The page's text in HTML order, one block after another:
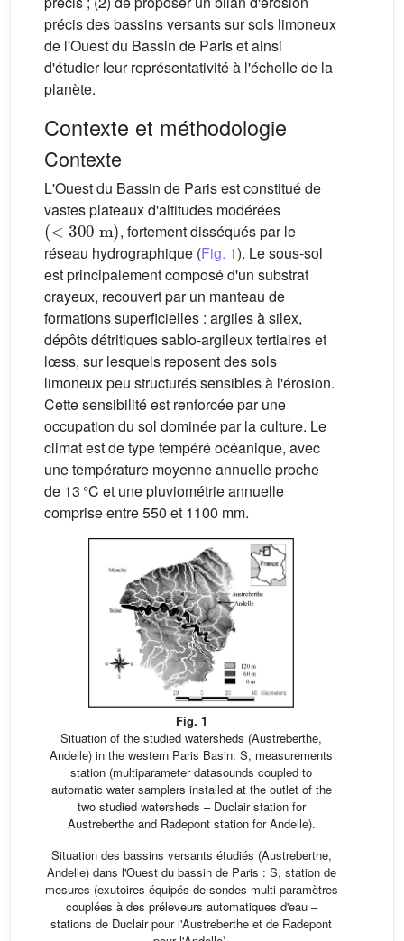
précis des bassins versants sur sols limoneux
de l'Ouest du Bassin de Paris et ainsi
d'étudier leur représentativité à l'échelle de la
planète.
Contexte et méthodologie
Contexte
L'Ouest du Bassin de Paris est constitué de
vastes plateaux d'altitudes modérées
(<300 m)
, fortement disséqués par le
réseau hydrographique (Fig. 1). Le sous-sol
est principalement composé d'un substrat
crayeux, recouvert par un manteau de
formations superficielles : argiles à silex,
dépôts détritiques sablo-argileux tertiaires et
lœss, sur lesquels reposent des sols
limoneux peu structurés sensibles à l'érosion.
Cette sensibilité est renforcée par une
occupation du sol dominée par la culture. Le
climat est de type tempéré océanique, avec
une température moyenne annuelle proche
de 13 °C et une pluviométrie annuelle
comprise entre 550 et 1100 mm.
Fig. 1
Situation of the studied watersheds (Austreberthe,
Andelle) in the western Paris Basin: S, measurements
station (multiparameter datasounds coupled to
automatic water samplers installed at the outlet of the
two studied watersheds – Duclair station for
Austreberthe and Radepont station for Andelle).
Situation des bassins versants étudiés (Austreberthe,
Andelle) dans l'Ouest du bassin de Paris : S, station de
mesures (exutoires équipés de sondes multi-paramètres
couplées à des préleveurs automatiques d'eau –
stations de Duclair pour l'Austreberthe et de Radepont